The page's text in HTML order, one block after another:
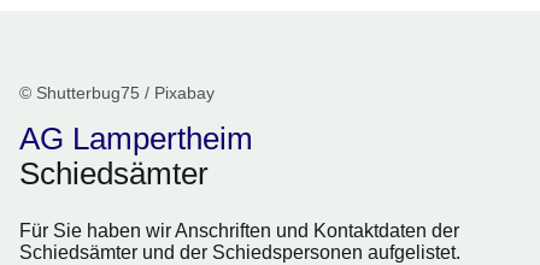
© Shutterbug75 / Pixabay
AG Lampertheim
Schiedsämter
Für Sie haben wir Anschriften und Kontaktdaten der
Schiedsämter und der Schiedspersonen aufgelistet.